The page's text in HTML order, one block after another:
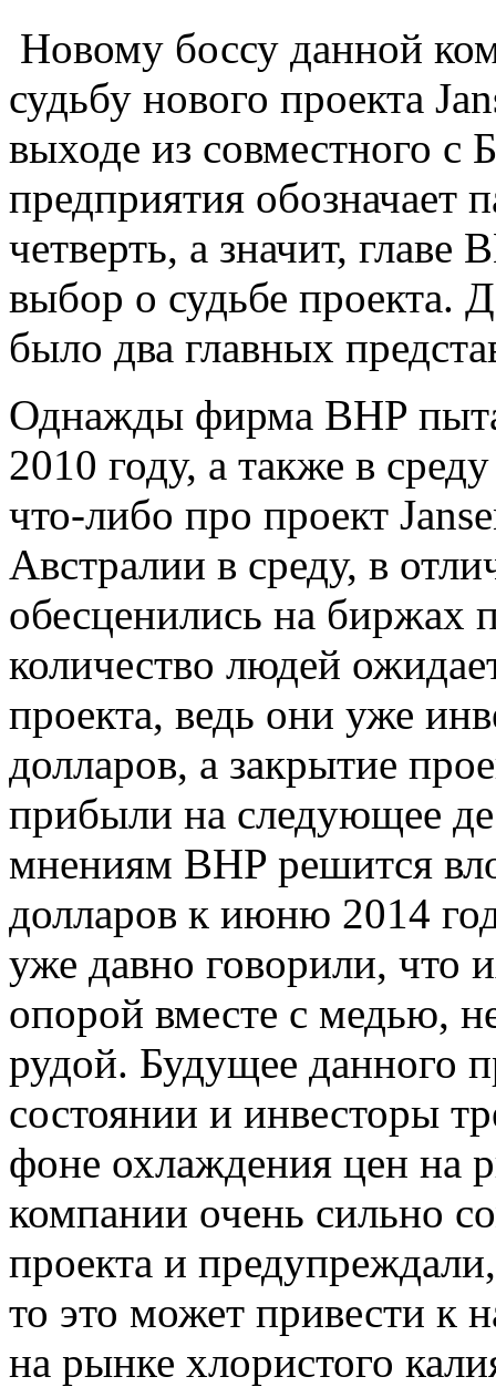
Новому боссу данной
судьбу нового проекта
выходе из совместного с
предприятия обозначает
четверть, а значит, главе
выбор о судьбе проекта.
было два главных
Однажды фирма BHP
2010 году, а также в
что-либо про проект
Австралии в среду, в
обесценились на биржах
количество людей
проекта, ведь они уже
долларов, а закрытие
прибыли на следующее
мнениям BHP решится
долларов к июню 2014
уже давно говорили, что
опорой вместе с медью,
рудой. Будущее данного
состоянии и инвесторы
фоне охлаждения цен на
компании очень сильно
проекта и
то это может привести к
на рынке хлористого